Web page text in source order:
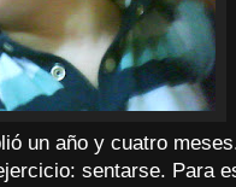
un año y cuatro
sentarse. Para